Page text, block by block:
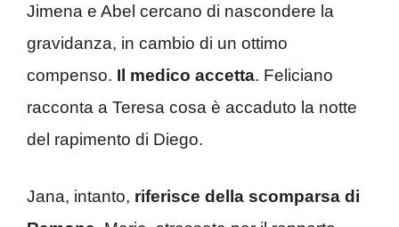
Jimena e Abel cercano di nascondere la
gravidanza, in cambio di un ottimo
compenso. Il medico accetta. Feliciano
racconta a Teresa cosa è accaduto la notte
del rapimento di Diego.
Jana, intanto, riferisce della scomparsa di